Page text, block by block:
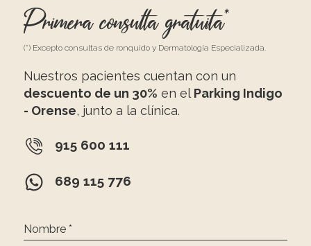
Primera consulta gratuita*
(*) Excepto consultas de ronquido y Dermatología Especializada.
Nuestros pacientes cuentan con un
descuento de un 30% en el Parking Indigo
- Orense, junto a la clínica.
915 600 111
689 115 776
Nombre *